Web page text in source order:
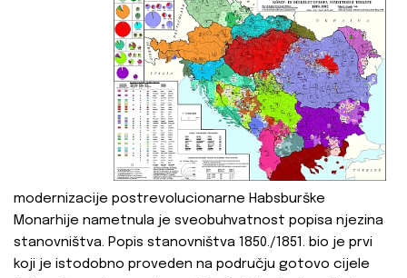
modernizacije postrevolucionarne Habsburške
Monarhije nametnula je sveobuhvatnost popisa njezina
stanovništva. Popis stanovništva 1850./1851. bio je prvi
koji je istodobno proveden na području gotovo cijele